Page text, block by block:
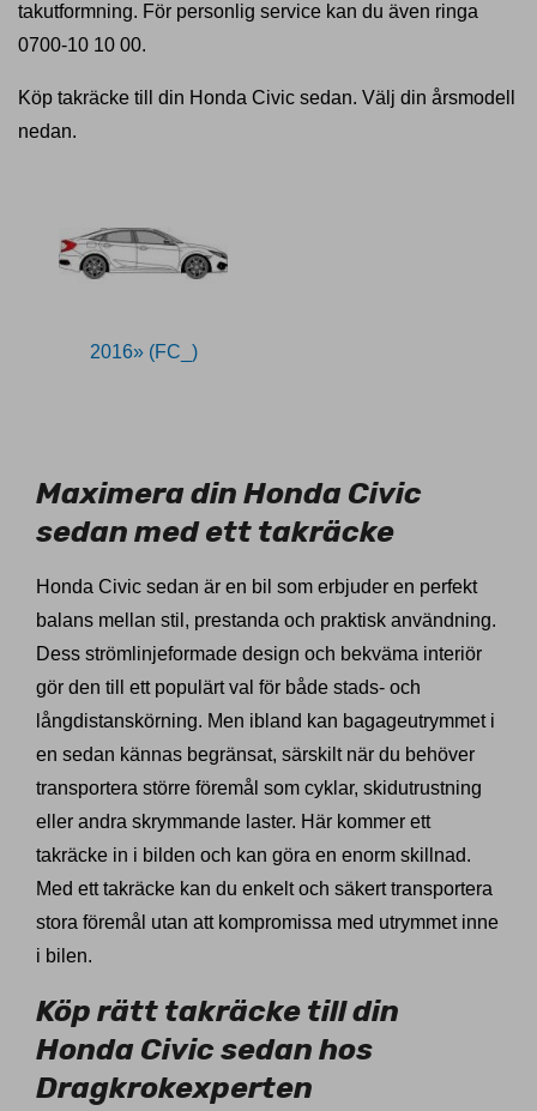
takutformning. För personlig service kan du även ringa
0700-10 10 00.
Köp takräcke till din Honda Civic sedan. Välj din årsmodell
nedan.
2016» (FC_)
Maximera din Honda Civic
sedan med ett takräcke
Honda Civic sedan är en bil som erbjuder en perfekt
balans mellan stil, prestanda och praktisk användning.
Dess strömlinjeformade design och bekväma interiör
gör den till ett populärt val för både stads- och
långdistanskörning. Men ibland kan bagageutrymmet i
en sedan kännas begränsat, särskilt när du behöver
transportera större föremål som cyklar, skidutrustning
eller andra skrymmande laster. Här kommer ett
takräcke in i bilden och kan göra en enorm skillnad.
Med ett takräcke kan du enkelt och säkert transportera
stora föremål utan att kompromissa med utrymmet inne
i bilen.
Köp rätt takräcke till din
Honda Civic sedan hos
Dragkrokexperten